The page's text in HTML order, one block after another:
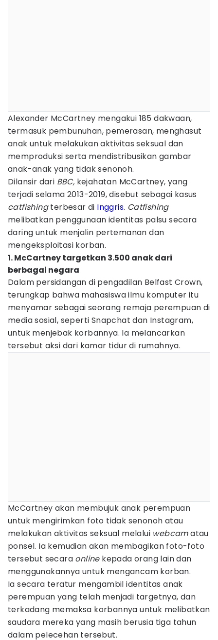
Alexander McCartney mengakui 185 dakwaan,
termasuk pembunuhan, pemerasan, menghasut
anak untuk melakukan aktivitas seksual dan
memproduksi serta mendistribusikan gambar
anak-anak yang tidak senonoh.
Dilansir dari BBC, kejahatan McCartney, yang
terjadi selama 2013-2019, disebut sebagai kasus
catfishingterbesar di Inggris. Catfishing
melibatkan penggunaan identitas palsu secara
daring untuk menjalin pertemanan dan
mengeksploitasi korban.
1. McCartney targetkan 3.500 anak dari
berbagai negara
Dalam persidangan di pengadilan Belfast Crown,
terungkap bahwa mahasiswa ilmu komputer itu
menyamar sebagai seorang remaja perempuan di
media sosial, seperti Snapchat dan Instagram,
untuk menjebak korbannya. Ia melancarkan
tersebut aksi dari kamar tidur di rumahnya.
McCartney akan membujuk anak perempuan
untuk mengirimkan foto tidak senonoh atau
melakukan aktivitas seksual melalui webcamatau
ponsel. Ia kemudian akan membagikan foto-foto
tersebut secara onlinekepada orang lain dan
menggunakannya untuk mengancam korban.
Ia secara teratur mengambil identitas anak
perempuan yang telah menjadi targetnya, dan
terkadang memaksa korbannya untuk melibatkan
saudara mereka yang masih berusia tiga tahun
dalam pelecehan tersebut.